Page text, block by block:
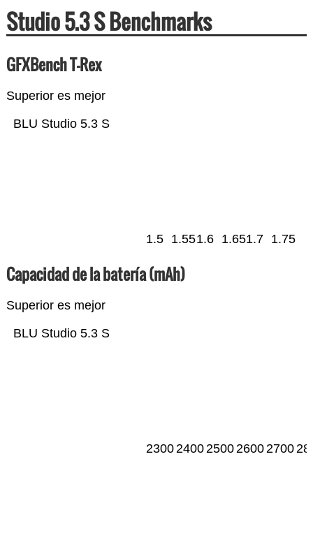
Studio 5.3 S Benchmarks
GFXBench T-Rex
Superior es mejor
BLU Studio 5.3 S
1.5 1.551.6 1.651.7 1.75
Capacidad de la batería (mAh)
Superior es mejor
BLU Studio 5.3 S
23002400250026002700